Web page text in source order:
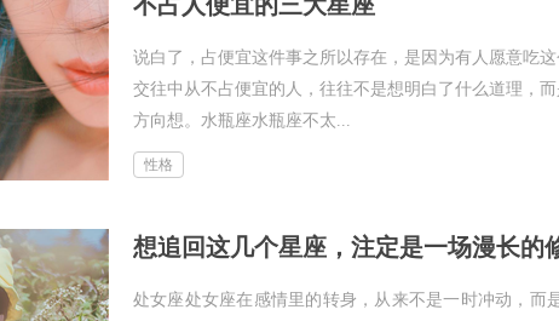
说白了，占便宜这件事之所以存在，是因为有人愿意吃
交往中从不占便宜的人，往往不是想明白了什么道理，
方向想。水瓶座水瓶座不太...
性格
想追回这几个星座，注定是一场漫长的
处女座处女座在感情里的转身，从来不是一时冲动，而